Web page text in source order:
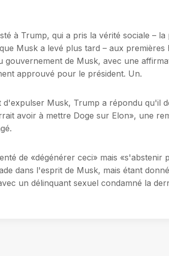
à Trump, qui a pris la vérité sociale –
Musk a levé plus tard – aux premières
de Musk, avec une
approuvé pour le président. Un.
Musk, Trump a répondu qu'il
avoir à mettre Doge sur Elon», une
de «dégénérer ceci» mais «s'abstenir
dans l'esprit de Musk, mais étant
un délinquant sexuel condamné la